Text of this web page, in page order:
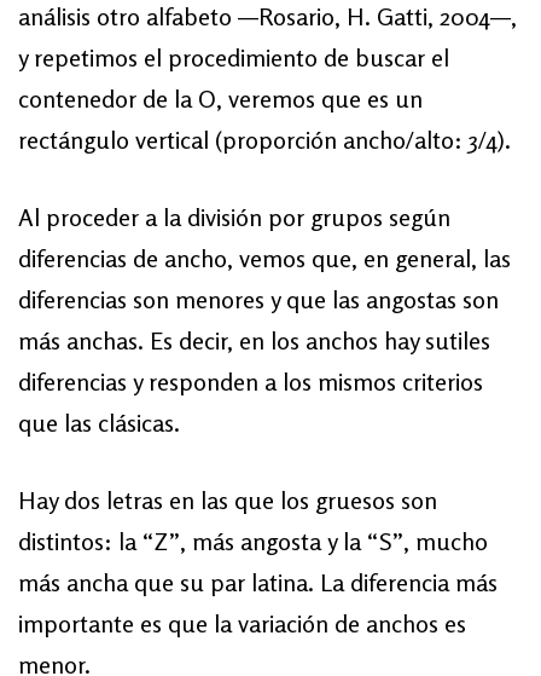
análisis otro alfabeto —Rosario, H. Gatti, 2004—,
y repetimos el procedimiento de buscar el
contenedor de la O, veremos que es un
rectángulo vertical (proporción ancho/alto: 3/4).
Al proceder a la división por grupos según
diferencias de ancho, vemos que, en general, las
diferencias son menores y que las angostas son
más anchas. Es decir, en los anchos hay sutiles
diferencias y responden a los mismos criterios
que las clásicas.
Hay dos letras en las que los gruesos son
distintos: la “Z”, más angosta y la “S”, mucho
más ancha que su par latina. La diferencia más
importante es que la variación de anchos es
menor.